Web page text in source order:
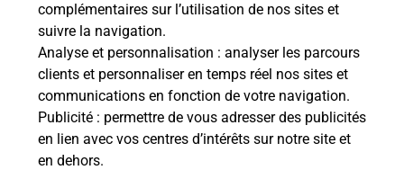
complémentaires sur l’utilisation de nos sites et
suivre la navigation.
Analyse et personnalisation : analyser les parcours
clients et personnaliser en temps réel nos sites et
communications en fonction de votre navigation.
Publicité : permettre de vous adresser des publicités
en lien avec vos centres d’intérêts sur notre site et
en dehors.
Boîte aux lettres La Poste
Collecte du courrier aujourd'hui à 08h00
5 Route De Saint Phal
10210 La Loge Pomblin
Le lien s'ouvre dans un nouvel onglet